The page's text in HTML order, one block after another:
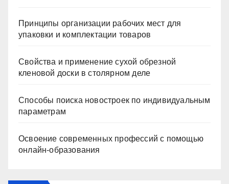
Принципы организации рабочих мест для
упаковки и комплектации товаров
Свойства и применение сухой обрезной
кленовой доски в столярном деле
Способы поиска новостроек по индивидуальным
параметрам
Освоение современных профессий с помощью
онлайн-образования